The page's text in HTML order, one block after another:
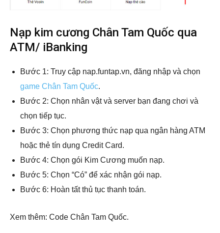
Nạp kim cương Chân Tam Quốc qua
ATM/ iBanking
Bước 1: Truy cập nap.funtap.vn, đăng nhập và chọn
game Chân Tam Quốc.
Bước 2: Chọn nhân vật và server bạn đang chơi và
chọn tiếp tục.
Bước 3: Chọn phương thức nạp qua ngân hàng ATM
hoặc thẻ tín dụng Credit Card.
Bước 4: Chọn gói Kim Cương muốn nạp.
Bước 5: Chọn “Có” để xác nhận gói nạp.
Bước 6: Hoàn tất thủ tục thanh toán.
Xem thêm: Code Chân Tam Quốc.